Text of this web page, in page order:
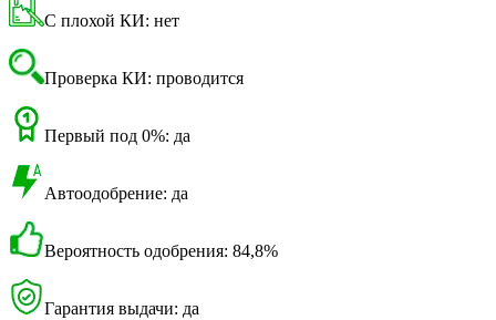
С плохой КИ: нет
Проверка КИ: проводится
Первый под 0%: да
Автоодобрение: да
Вероятность одобрения: 84,8%
Гарантия выдачи: да